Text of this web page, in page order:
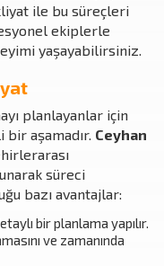
ile bu süreçleri
ekiplerle
yaşayabilirsiniz.
planlayanlar için
aşamadır. Ceyhan
süreci
bazı avantajlar:
bir planlama yapılır.
ve zamanında